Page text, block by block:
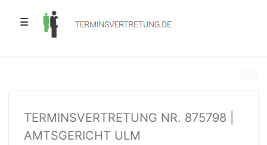
☰
TERMINSVERTRETUNG NR. 875798 |
AMTSGERICHT ULM